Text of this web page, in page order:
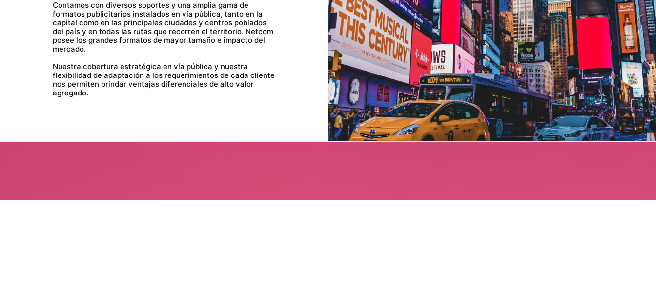
Contamos con diversos soportes y una amplia gama de
formatos publicitarios instalados en vía pública, tanto en la
capital como en las principales ciudades y centros poblados
del país y en todas las rutas que recorren el territorio. Netcom
posee los grandes formatos de mayor tamaño e impacto del
mercado.
Nuestra cobertura estratégica en vía pública y nuestra
flexibilidad de adaptación a los requerimientos de cada cliente
nos permiten brindar ventajas diferenciales de alto valor
agregado.